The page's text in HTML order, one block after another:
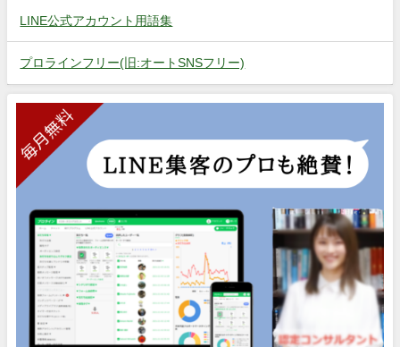
LINE公式アカウント用語集
プロラインフリー(旧:オートSNSフリー)